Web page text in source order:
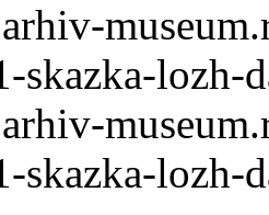
skazka-lozh-
skazka-lozh-